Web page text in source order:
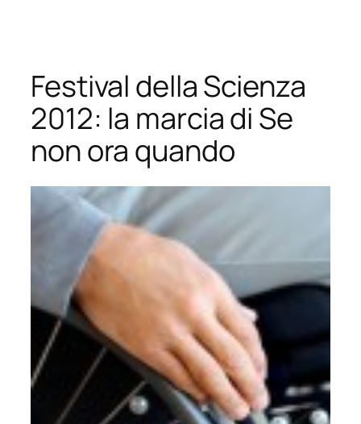
contenuto
Festival della Scienza
2012: la marcia di Se
non ora quando